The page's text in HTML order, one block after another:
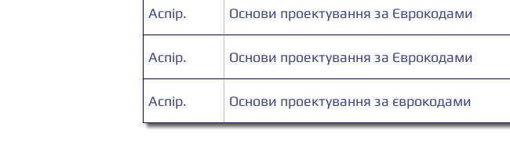
Аспір. Основи проектування за Єврокодами
Аспір. Основи проектування за Єврокодами
Аспір. Основи проектування за єврокодами